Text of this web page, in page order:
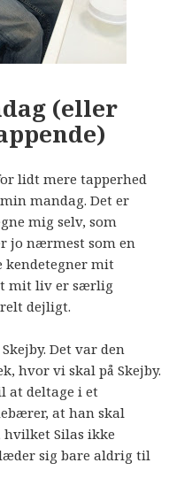
(eller
lidt mere tapperhed
mandag. Det er
mig selv, som
jo nærmest som en
kendetegner mit
mit liv er særlig
dejligt.
Det var den
hvor vi skal på Skejby.
at deltage i et
at han skal
Silas ikke
sig bare aldrig til